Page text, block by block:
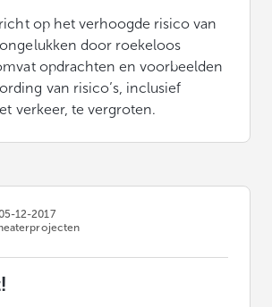
op het verhoogde risico van
door roekeloos
opdrachten en voorbeelden
van risico’s, inclusief
verkeer, te vergroten.
12-2017